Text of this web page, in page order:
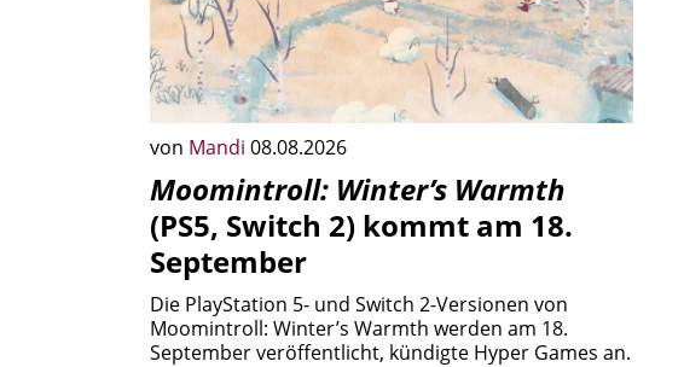
von Mandi 08.08.2026
Moomintroll: Winter’s Warmth
(PS5, Switch 2) kommt am 18.
September
Die PlayStation 5- und Switch 2-Versionen von
Moomintroll: Winter’s Warmth werden am 18.
September veröffentlicht, kündigte Hyper Games an.